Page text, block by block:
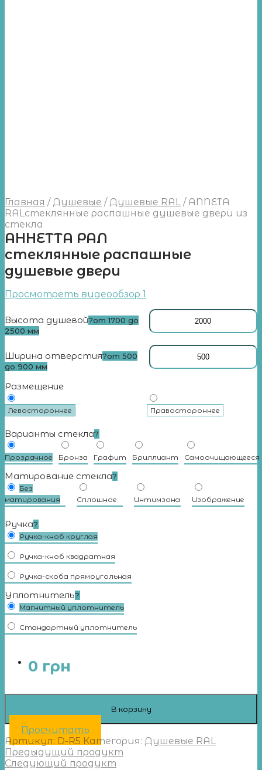
Главная / Душевые / Душевые RAL /ANNETA
RALстеклянные распашные душевые двери из
стекла
АННЕТТА РАЛ
стеклянные распашные
душевые двери
Просмотреть видеообзор 1
Высота душевой?от 1700 до
2500 мм
Ширина отверстия?от 500
до 900 мм
Размещение
Левостороннее Правостороннее
Варианты стекла?
Прозрачное Бронза Графит Бриллиант Самоочищающееся
Матирование стекла?
Без
матирования
Сплошное Интимзона Изображение
Ручка?
Ручка-кноб круглая
Ручка-кноб квадратная
Ручка-скоба прямоугольная
Уплотнитель?
Магнитный уплотнитель
Стандартный уплотнитель
0 грн
В корзину
Просчитать
Артикул: D-R5 Категория: Душевые RAL
Предыдущий продукт
Следующий продукт